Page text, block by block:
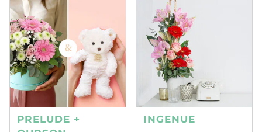
PRELUDE +
INGENUE